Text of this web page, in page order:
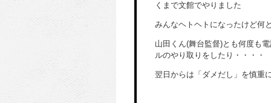
くまで文館でやりました
みんなヘトヘトになったけど何
山田くん(舞台監督)とも何度も
ルのやり取りをしたり・・・・
翌日からは「ダメだし」を慎重